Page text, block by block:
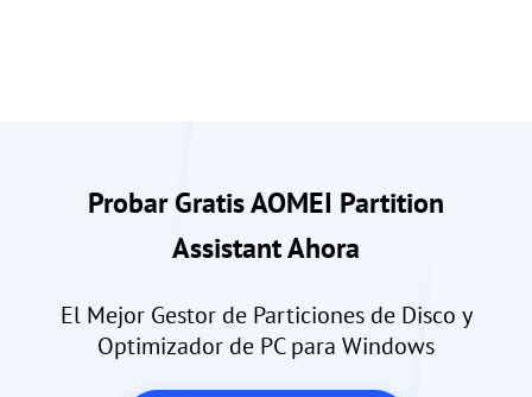
Probar Gratis AOMEI Partition
Assistant Ahora
El Mejor Gestor de Particiones de Disco y
Optimizador de PC para Windows